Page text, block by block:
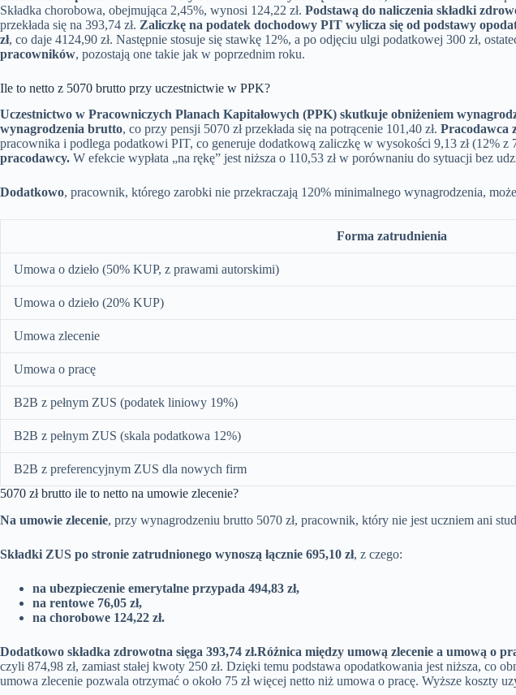
Składka chorobowa, obejmująca 2,45%, wynosi 124,22 zł. Podstawą do naliczenia składki
przekłada się na 393,74 zł. Zaliczkę na podatek dochodowy PIT wylicza się od podstawy
zł, co daje 4124,90 zł. Następnie stosuje się stawkę 12%, a po odjęciu ulgi podatkowej 300 zł,
pracowników, pozostają one takie jak w poprzednim roku.
Ile to netto z 5070 brutto przy uczestnictwie w PPK?
Uczestnictwo w Pracowniczych Planach Kapitałowych (PPK) skutkuje obniżeniem
wynagrodzenia brutto, co przy pensji 5070 zł przekłada się na potrącenie 101,40 zł. Pracodawca
pracownika i podlega podatkowi PIT, co generuje dodatkową zaliczkę w wysokości 9,13 zł (12% z
pracodawcy. W efekcie wypłata „na rękę” jest niższa o 110,53 zł w porównaniu do sytuacji bez
Dodatkowo, pracownik, którego zarobki nie przekraczają 120% minimalnego wynagrodzenia,
Forma zatrudnienia
Umowa o dzieło (50% KUP, z prawami autorskimi)
Umowa o dzieło (20% KUP)
Umowa zlecenie
Umowa o pracę
B2B z pełnym ZUS (podatek liniowy 19%)
B2B z pełnym ZUS (skala podatkowa 12%)
B2B z preferencyjnym ZUS dla nowych firm
5070 zł brutto ile to netto na umowie zlecenie?
Na umowie zlecenie, przy wynagrodzeniu brutto 5070 zł, pracownik, który nie jest uczniem ani
Składki ZUS po stronie zatrudnionego wynoszą łącznie 695,10 zł, z czego:
na ubezpieczenie emerytalne przypada 494,83 zł,
na rentowe 76,05 zł,
na chorobowe 124,22 zł.
Dodatkowo składka zdrowotna sięga 393,74 zł.Różnica między umową zlecenie a umową o
czyli 874,98 zł, zamiast stałej kwoty 250 zł. Dzięki temu podstawa opodatkowania jest niższa, co
umowa zlecenie pozwala otrzymać o około 75 zł więcej netto niż umowa o pracę. Wyższe koszty